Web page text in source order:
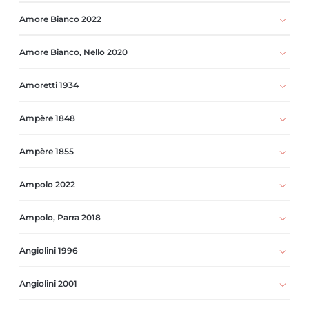
Amore Bianco 2022
Amore Bianco, Nello 2020
Amoretti 1934
Ampère 1848
Ampère 1855
Ampolo 2022
Ampolo, Parra 2018
Angiolini 1996
Angiolini 2001